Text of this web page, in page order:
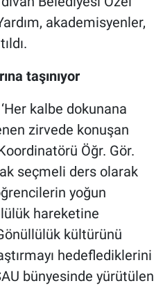
akademisyenler,
taşınıyor
kalbe dokunana
zirvede konuşan
Öğr. Gör.
seçmeli ders olarak
yoğun
hareketine
kültürünü
hedeflediklerini
bünyesinde yürütülen